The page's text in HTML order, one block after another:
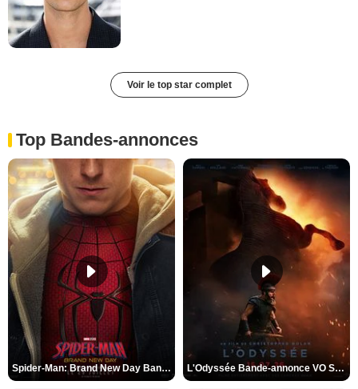
Voir le top star complet
Top Bandes-annonces
Spider-Man: Brand New Day Bande-annonce VO STFR L'Odyssée Bande-annonce VO STFR